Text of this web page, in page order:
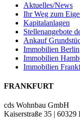
Aktuelles/News
Ihr Weg zum
Kapitalanlagen
Stellenangebote
Ankauf
Immobilien Berlin
Immobilien
Immobilien
FRANKFURT
cds Wohnbau GmbH
Kaiserstraße 35 | 60329